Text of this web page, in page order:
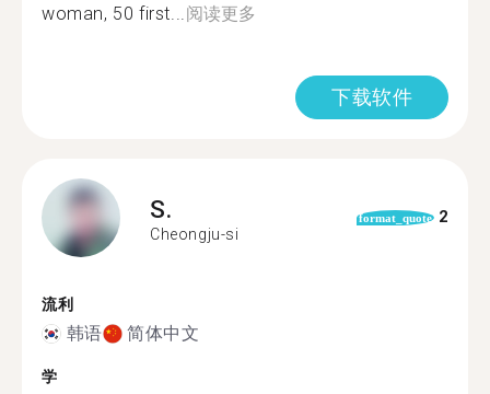
woman, 50 first... 阅读更多
下载软件
S.
Cheongju-si
format_quote 2
流利
韩语 简体中文
学